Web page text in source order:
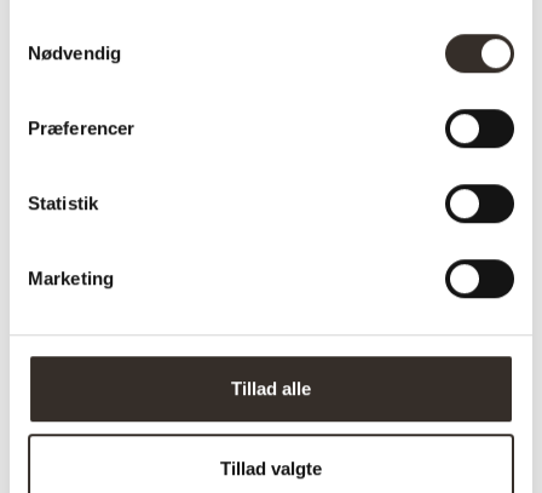
Nødvendig
Præferencer
Statistik
Marketing
Tillad alle
Tillad valgte
Materiale:
Farve: Natur
47,5 cm